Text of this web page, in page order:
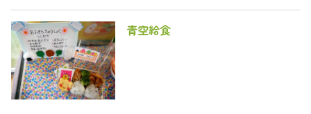
青空給食